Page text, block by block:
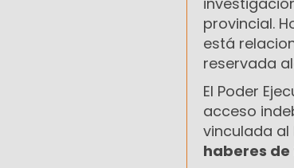
provincial.
está
reservada
El Poder
acceso
vinculada al
haberes